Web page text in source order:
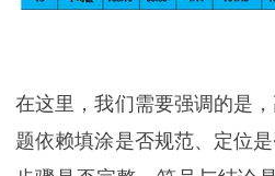
在这里，我们需要强调的是
题依赖填涂是否规范、定位